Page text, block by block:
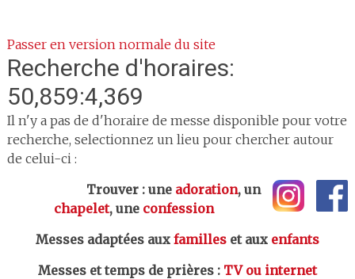
Passer en version normale du site
Recherche d'horaires:
50,859:4,369
Il n'y a pas de d'horaire de messe disponible pour votre
recherche, selectionnez un lieu pour chercher autour
de celui-ci :
Trouver : une adoration, un
chapelet, une confession
Messes adaptées aux familleset aux enfants
Messes et temps de prières: TV ou internet